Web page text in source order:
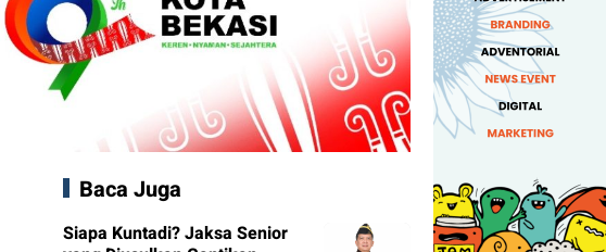
Baca Juga
Siapa Kuntadi? Jaksa Senior